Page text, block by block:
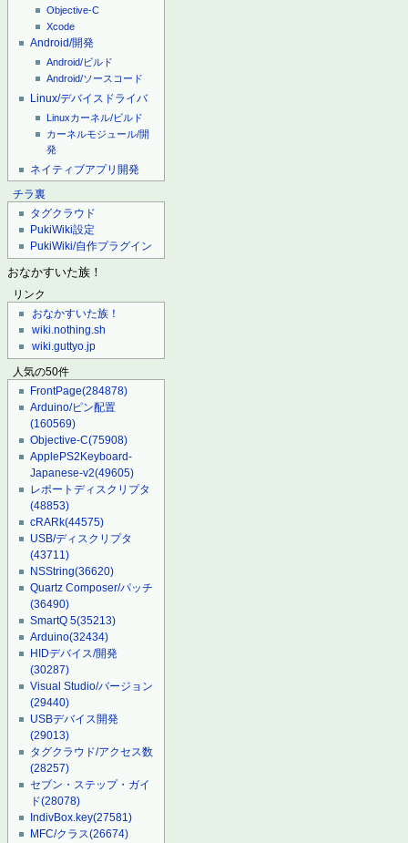
Objective-C
Xcode
Android/開発
Android/ビルド
Android/ソースコード
Linux/デバイスドライバ
Linuxカーネル/ビルド
カーネルモジュール/開
発
ネイティブアプリ開発
チラ裏
タグクラウド
PukiWiki設定
PukiWiki/自作プラグイン
おなかすいた族！
リンク
おなかすいた族！
wiki.nothing.sh
wiki.guttyo.jp
人気の50件
FrontPage(284878)
Arduino/ピン配置
(160569)
Objective-C(75908)
ApplePS2Keyboard-
Japanese-v2(49605)
レポートディスクリプタ
(48853)
cRARk(44575)
USB/ディスクリプタ
(43711)
NSString(36620)
Quartz Composer/パッチ
(36490)
SmartQ 5(35213)
Arduino(32434)
HIDデバイス/開発
(30287)
Visual Studio/バージョン
(29440)
USBデバイス開発
(29013)
タグクラウド/アクセス数
(28257)
セブン・ステップ・ガイ
ド(28078)
IndivBox.key(27581)
MFC/クラス(26674)